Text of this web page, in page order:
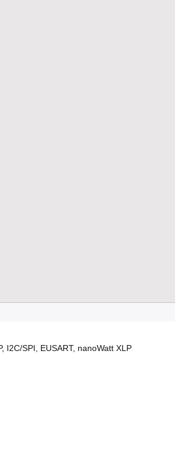
I2C/SPI, EUSART, nanoWatt XLP